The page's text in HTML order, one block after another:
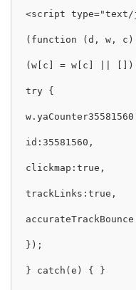
<script type="text/
(function (d, w,
(w[c] = w[c] ||
try {
id:35581560,
clickmap:true,
trackLinks:true,
});
} catch(e) { }